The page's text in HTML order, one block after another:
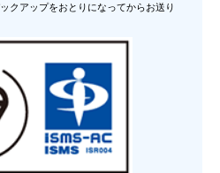
クアップをおとりになってからお送り